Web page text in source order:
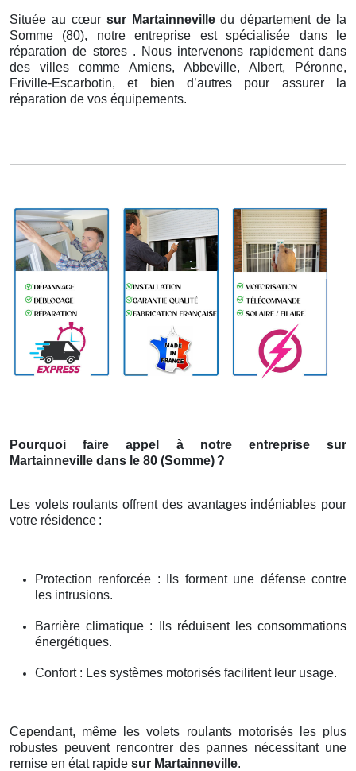
Située au cœur sur Martainnevilledu département de la
Somme (80), notre entreprise est spécialisée dans le
réparation de stores . Nous intervenons rapidement dans
des villes comme Amiens, Abbeville, Albert, Péronne,
Friville-Escarbotin, et bien d’autres pour assurer la
réparation de vos équipements.
Pourquoi faire appel à notre entreprise sur
Martainneville dans le 80 (Somme) ?
Les volets roulants offrent des avantages indéniables pour
votre résidence :
Protection renforcée : Ils forment une défense contre
les intrusions.
Barrière climatique : Ils réduisent les consommations
énergétiques.
Confort : Les systèmes motorisés facilitent leur usage.
Cependant, même les volets roulants motorisés les plus
robustes peuvent rencontrer des pannes nécessitant une
remise en état rapide sur Martainneville.